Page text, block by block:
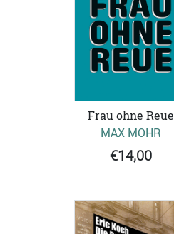
Frau ohne Reue
MAX MOHR
€14,00